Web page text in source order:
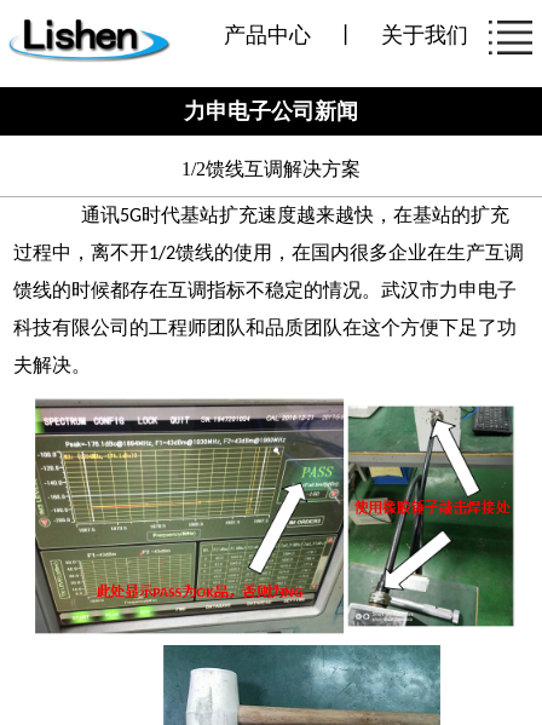
产品中心 关于我们
力申电子公司新闻
1/2馈线互调解决方案
通讯5G时代基站扩充速度越来越快，在基站的扩充
过程中，离不开1/2馈线的使用，在国内很多企业在生产互调
馈线的时候都存在互调指标不稳定的情况。武汉市力申电子
科技有限公司的工程师团队和品质团队在这个方便下足了功
夫解决。